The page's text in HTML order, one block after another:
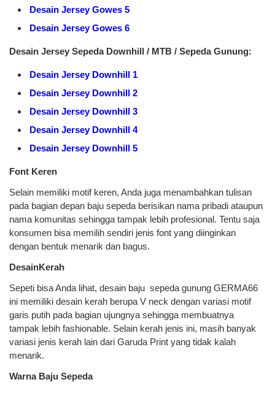
Desain Jersey Gowes 5
Desain Jersey Gowes 6
Desain Jersey Sepeda Downhill / MTB / Sepeda Gunung:
Desain Jersey Downhill 1
Desain Jersey Downhill 2
Desain Jersey Downhill 3
Desain Jersey Downhill 4
Desain Jersey Downhill 5
Font Keren
Selain memiliki motif keren, Anda juga menambahkan tulisan
pada bagian depan baju sepeda berisikan nama pribadi ataupun
nama komunitas sehingga tampak lebih profesional. Tentu saja
konsumen bisa memilih sendiri jenis font yang diinginkan
dengan bentuk menarik dan bagus.
DesainKerah
Sepeti bisa Anda lihat, desain baju sepeda gunung GERMA66
ini memiliki desain kerah berupa V neck dengan variasi motif
garis putih pada bagian ujungnya sehingga membuatnya
tampak lebih fashionable. Selain kerah jenis ini, masih banyak
variasi jenis kerah lain dari Garuda Print yang tidak kalah
menarik.
Warna Baju Sepeda